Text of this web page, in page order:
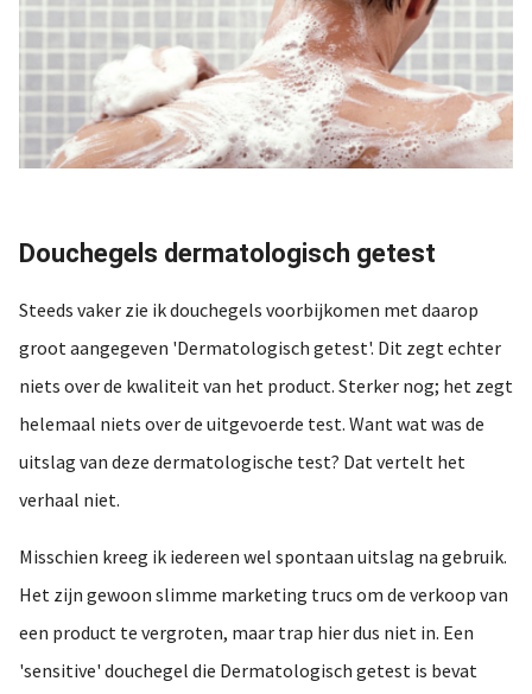
Douchegels dermatologisch getest
Steeds vaker zie ik douchegels voorbijkomen met daarop
groot aangegeven 'Dermatologisch getest'. Dit zegt echter
niets over de kwaliteit van het product. Sterker nog; het zegt
helemaal niets over de uitgevoerde test. Want wat was de
uitslag van deze dermatologische test? Dat vertelt het
verhaal niet.
Misschien kreeg ik iedereen wel spontaan uitslag na gebruik.
Het zijn gewoon slimme marketing trucs om de verkoop van
een product te vergroten, maar trap hier dus niet in. Een
'sensitive' douchegel die Dermatologisch getest is bevat